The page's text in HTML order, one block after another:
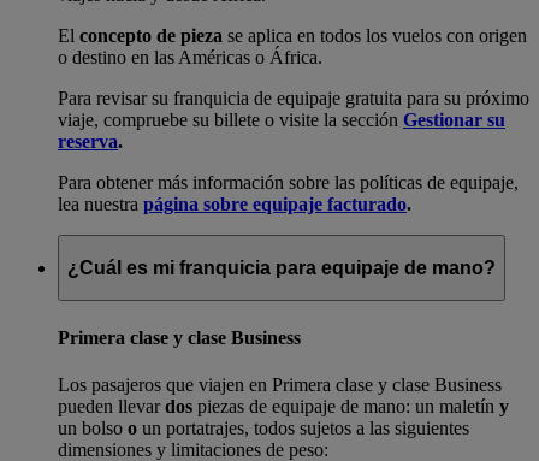
El concepto de pieza se aplica en todos los vuelos con origen
o destino en las Américas o África.
Para revisar su franquicia de equipaje gratuita para su próximo
viaje, compruebe su billete o visite la sección Gestionar su
reserva.
Para obtener más información sobre las políticas de equipaje,
lea nuestra página sobre equipaje facturado.
¿Cuál es mi franquicia para equipaje de mano?
Primera clase y clase Business
Los pasajeros que viajen en Primera clase y clase Business
pueden llevardos piezas de equipaje de mano: un maletín y
un bolso o un portatrajes, todos sujetos a las siguientes
dimensiones y limitaciones de peso: